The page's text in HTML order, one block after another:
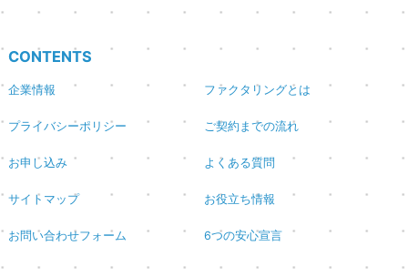
CONTENTS
企業情報 ファクタリングとは
プライバシーポリシー ご契約までの流れ
お申し込み よくある質問
サイトマップ お役立ち情報
お問い合わせフォーム 6つの安心宣言